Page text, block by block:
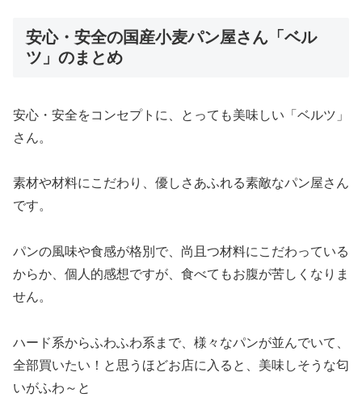
安心・安全の国産小麦パン屋さん「ベル
ツ」のまとめ
安心・安全をコンセプトに、とっても美味しい「ベルツ」
さん。
素材や材料にこだわり、優しさあふれる素敵なパン屋さん
です。
パンの風味や食感が格別で、尚且つ材料にこだわっている
からか、個人的感想ですが、食べてもお腹が苦しくなりま
せん。
ハード系からふわふわ系まで、様々なパンが並んでいて、
全部買いたい！と思うほどお店に入ると、美味しそうな匂
いがふわ～と